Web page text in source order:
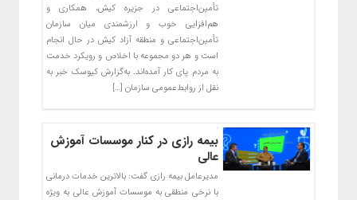
تأمین‌اجتماعی در جزیره کیش، همکاری و
هم‌افزایی خوب و ارزشمندی میان سازمان
تأمین‌اجتماعی و منطقه آزاد کیش در حال انجام
است و هر دو مجموعه با اخلاص و رویکرد خدمت
به مردم پای کار آمده‌اند. به‌گزارش کیوسک خبر به
نقل از روابط‌عمومی سازمان […]
بیمه رازی در کنار موسسات آموزش
عالی
مدیرعامل بیمه رازی گفت: بالاترین خدمات درمانی
با نرخی منطقی به موسسات آموزش عالی به ویژه